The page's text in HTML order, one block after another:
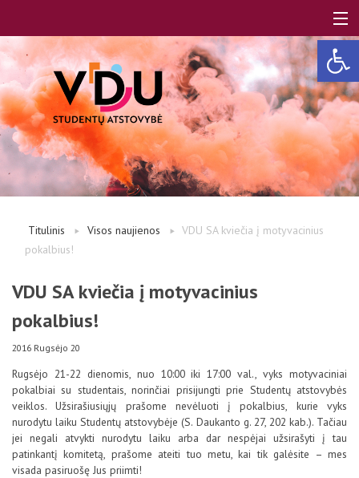
LT
Studentams
Studentų atstovai
D.U.K
Kontaktai
Titulinis Visos naujienos
VDU SA kviečia į motyvacinius
pokalbius!
VDU SA kviečia į motyvacinius
pokalbius!
2016 Rugsėjo 20
Rugsėjo 21-22 dienomis, nuo 10:00 iki 17:00 val., vyks motyvaciniai
pokalbiai su studentais, norinčiai prisijungti prie Studentų atstovybės
veiklos. Užsirašiusiųjų prašome nevėluoti į pokalbius, kurie vyks
nurodytu laiku Studentų atstovybėje (S. Daukanto g. 27, 202 kab.). Tačiau
jei negali atvykti nurodytu laiku arba dar nespėjai užsirašyti į tau
patinkantį komitetą, prašome ateiti tuo metu, kai tik galėsite – mes
visada pasiruošę Jus priimti!